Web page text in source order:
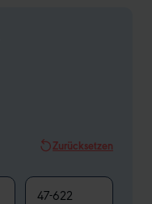
Zurücksetzen
47-622